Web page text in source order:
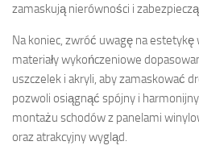
zamaskują nierówności i
Na koniec, zwróć uwagę na estetykę
materiały wykończeniowe
uszczelek i akryli, aby zamaskować
pozwoli osiągnąć spójny i
montażu schodów z panelami
oraz atrakcyjny wygląd.